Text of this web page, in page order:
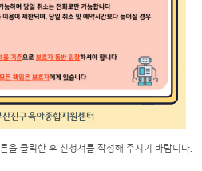
을 클릭한 후 신청서를 작성해 주시기 바랍니다.